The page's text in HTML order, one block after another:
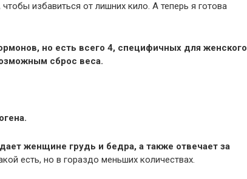
избавиться от лишних кило. А теперь я готова
но есть всего 4, специфичных для женского
сброс веса.
женщине грудь и бедра, а также отвечает за
есть, но в гораздо меньших количествах.